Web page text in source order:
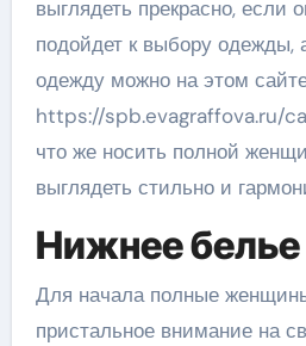
выглядеть прекрасно, если
подойдет к выбору одежды,
одежду можно на этом
https://spb.evagraffova.ru/
что же носить полной
выглядеть стильно и
Нижнее белье
Для начала полные
пристальное внимание на